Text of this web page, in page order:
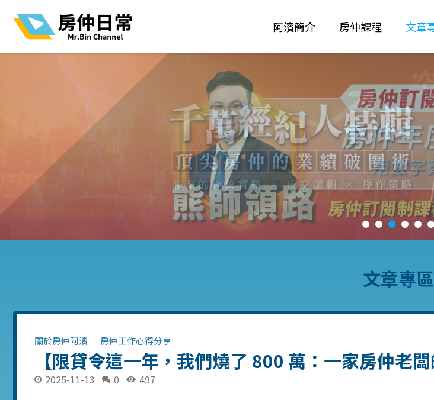
阿濱簡介 房仲課程 文章
文章專區
關於房仲阿濱 房仲工作心得分享
【限貸令這一年，我們燒了 800 萬：一家房仲老闆
2025-11-13 0 497